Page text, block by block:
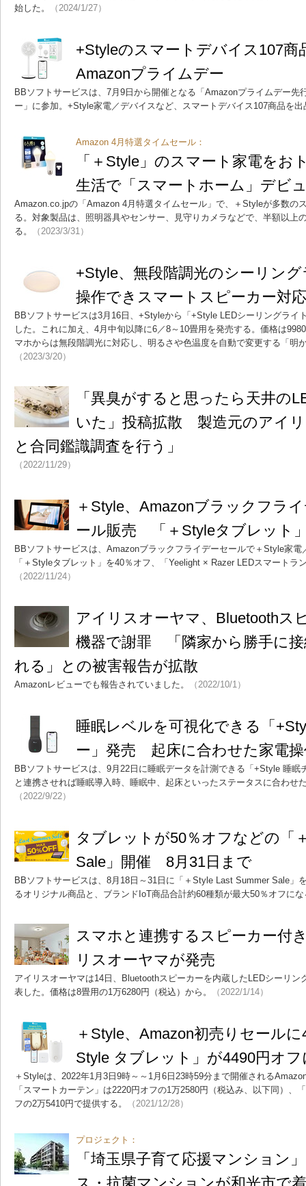
始した。
（2024/1/27）
+Styleのスマートデバイス107商
Amazonプライムデー
BBソフトサービスは、7月9日から開催となる「Amazonプライムデー先
ー」に参加。+Style家電／デバイスなど、スマートデバイス107商品を出
Amazon 4月特選タイムセール：
「＋Style」のスマート家電を
生活で「スマートホーム」デビ
Amazon.co.jpの「Amazon 4月特選タイムセール」で、＋Styleが多数の
る。対象製品は、照明器具やセンサー、見守りカメラなどで、半額以上
る。
（2023/3/31）
+Style、無段階調光のシーリン
操作できスマートスピーカー対
BBソフトサービスは3月16日、+Styleから「+Style LEDシーリングライ
した。これに加え、4月中旬以降に6／8～10畳用を発売する。価格は
マホからは無段階調光に対応し、明るさや色温度を自動で変更する「明
（2023/3/20）
「異臭がすると思ったら天井の
いた」投稿拡散 製造元のアイ
と合同鑑識調査を行う」
（2022/11/29）
＋Style、Amazonブラックフラ
ール販売 「＋Styleタブレット
BBソフトサービスは、Amazonブラックフライデーセールで＋Style家
「＋Styleタブレット」を40％オフ、「Yeelight × Razer LEDスマートラ
（2022/11/24）
アイリスオーヤマ、Bluetoothス
機器で謝罪 「隣家から勝手に
れる」との被害報告が拡散
Amazonレビューでも報告されていました。 （2022/10/1）
睡眠レベルを可視化できる「
ー」発売 起床に合わせた家電
BBソフトサービスは、9月22日に睡眠データを計測できる「+Style 睡眠
と連携させれば睡眠導入時、睡眠中、起床といったステータスに合わせ
（2022/9/22）
タブレットが50％オフなどの「
Sale」開催 8月31日まで
BBソフトサービスは、8月18日～31日に「＋Style Last Summer Sale」
るオリジナル商品と、ブランドIoT商品合計約60種類が最大50％オフにな
スマホと連携するスピーカー付
リスオーヤマが発売
アイリスオーヤマは14日、Bluetoothスピーカーを内蔵したLEDシーリン
表した。価格は8畳用の1万6280円（税込）から。
（2022/1/14）
＋Style、Amazon初売りセール
Style タブレット」が4490円オフ
＋Styleは、2022年1月3日9時～～1月6日23時59分まで開催される
「スマートカーテン」は2220円オフの1万2580円（税込み、以下同）、
フの2万5410円で提供する。
（2021/12/28）
プロジェクト：
「埼玉県子育て応援マンション